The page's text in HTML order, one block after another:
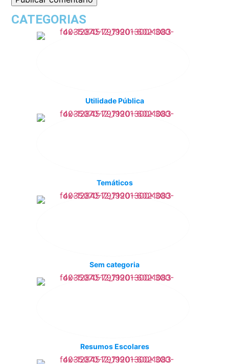
CATEGORIAS
Utilidade Pública
Temáticos
Sem categoria
Resumos Escolares